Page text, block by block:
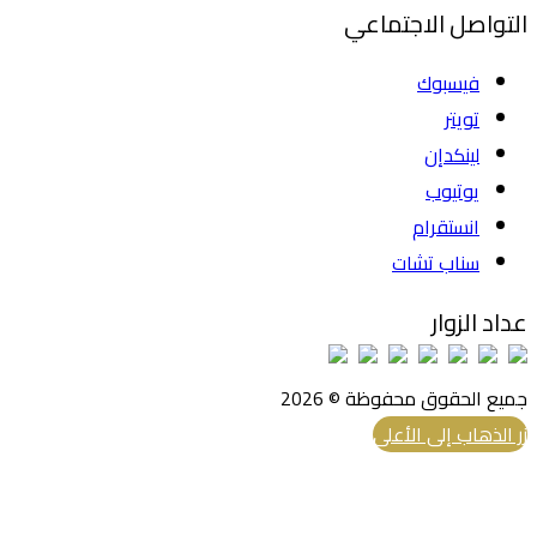
التواصل الاجتماعي
فيسبوك
تويتر
لينكدإن
يوتيوب
انستقرام
سناب تشات
عداد الزوار
جميع الحقوق محفوظة © 2026
زر الذهاب إلى الأعلى